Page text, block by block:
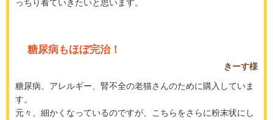
っちり看ていきたいと思います。
糖尿病もほぼ完治！
きーす様
糖尿病、アレルギー、腎不全の老猫さんのために購入していま
す。
元々、細かくなっているのですが、こちらをさらに粉末状にし